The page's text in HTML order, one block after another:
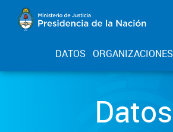
DATOS ORGANIZACIONES
Datos